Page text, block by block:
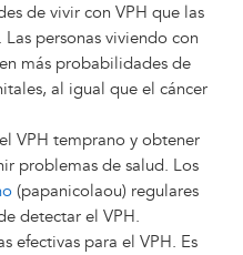
de vivir con VPH que las
personas viviendo con
más probabilidades de
al igual que el cáncer
VPH temprano y obtener
problemas de salud. Los
(papanicolaou) regulares
detectar el VPH.
efectivas para el VPH. Es